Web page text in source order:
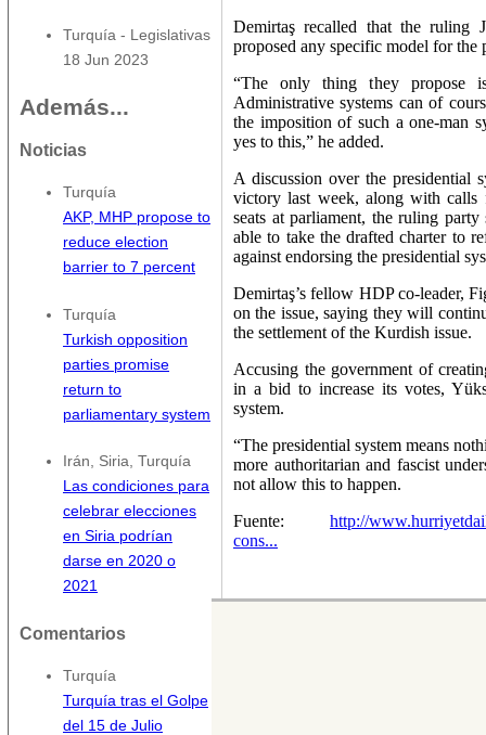
Demirtaş recalled that the ruling
proposed any specific model for the
“The only thing they propose
Administrative systems can of
the imposition of such a one-man
yes to this,” he added.
A discussion over the presidential
victory last week, along with
seats at parliament, the ruling
able to take the drafted charter to
against endorsing the presidential
Demirtaş’s fellow HDP co-leader,
on the issue, saying they will
the settlement of the Kurdish issue.
Accusing the government of
in a bid to increase its votes,
system.
“The presidential system means
more authoritarian and fascist
not allow this to happen.
Fuente: http://
cons...
Turquía - Legislativas
18 Jun 2023
Además...
Noticias
Turquía
AKP, MHP propose to
reduce election
barrier to 7 percent
Turquía
Turkish opposition
parties promise
return to
parliamentary system
Irán, Siria, Turquía
Las condiciones para
celebrar elecciones
en Siria podrían
darse en 2020 o
2021
Comentarios
Turquía
Turquía tras el Golpe
del 15 de Julio